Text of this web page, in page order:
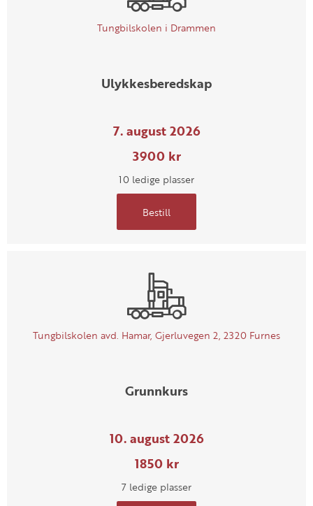
Tungbilskolen i Drammen
Ulykkesberedskap
7. august 2026
3900 kr
10 ledige plasser
Bestill
Tungbilskolen avd. Hamar, Gjerluvegen 2, 2320 Furnes
Grunnkurs
10. august 2026
1850 kr
7 ledige plasser